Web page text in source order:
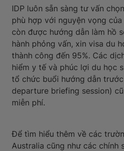
IDP luôn sẵn sàng tư vấn
phù hợp với nguyện vọng
còn được hướng dẫn làm hồ
hành phỏng vấn, xin visa du
thành công đến 95%. Các
hiểm y tế và phúc lợi du học
tổ chức buổi hướng dẫn
departure briefing session)
miễn phí.
Để tìm hiểu thêm về các
Australia cũng như các chính